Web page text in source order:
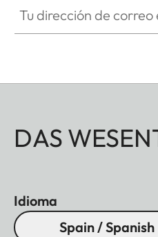
DAS
Idioma
Spain / Spanish